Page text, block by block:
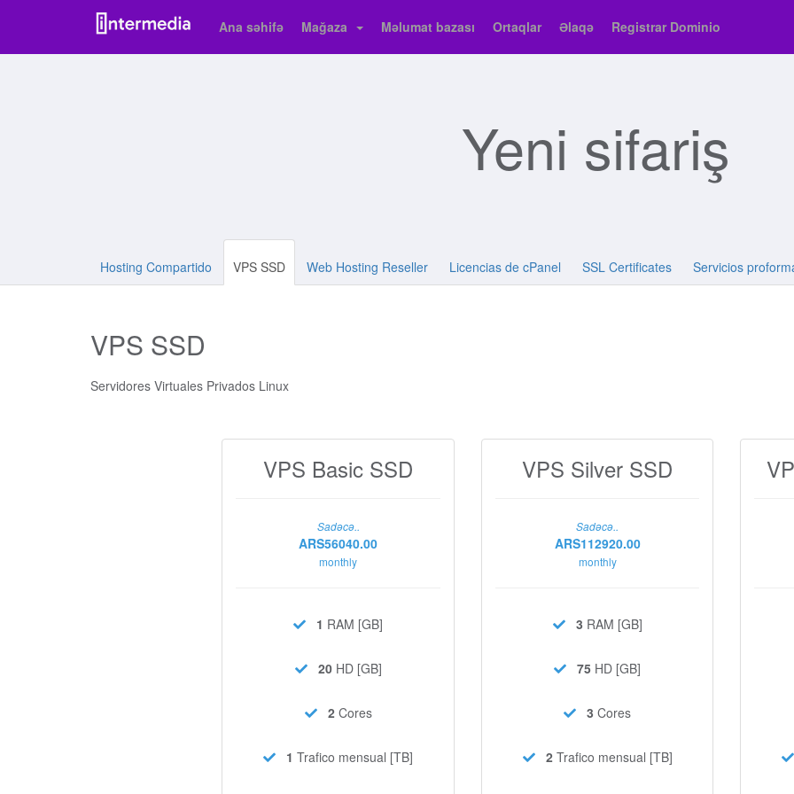
Ana səhifə Mağaza Məlumat bazası Ortaqlar Əlaqə Registrar Dominio
Yeni sifariş
Hosting Compartido VPS SSD Web Hosting Reseller Licencias de cPanel SSL Certificates Servicios
VPS SSD
Servidores Virtuales Privados Linux
VPS Basic SSD
Sadəcə..
ARS56040.00
monthly
1 RAM [GB]
20HD [GB]
2Cores
1 Trafico mensual [TB]
VPS Silver SSD
Sadəcə..
ARS112920.00
monthly
3 RAM [GB]
75 HD [GB]
3 Cores
2Trafico mensual [TB]